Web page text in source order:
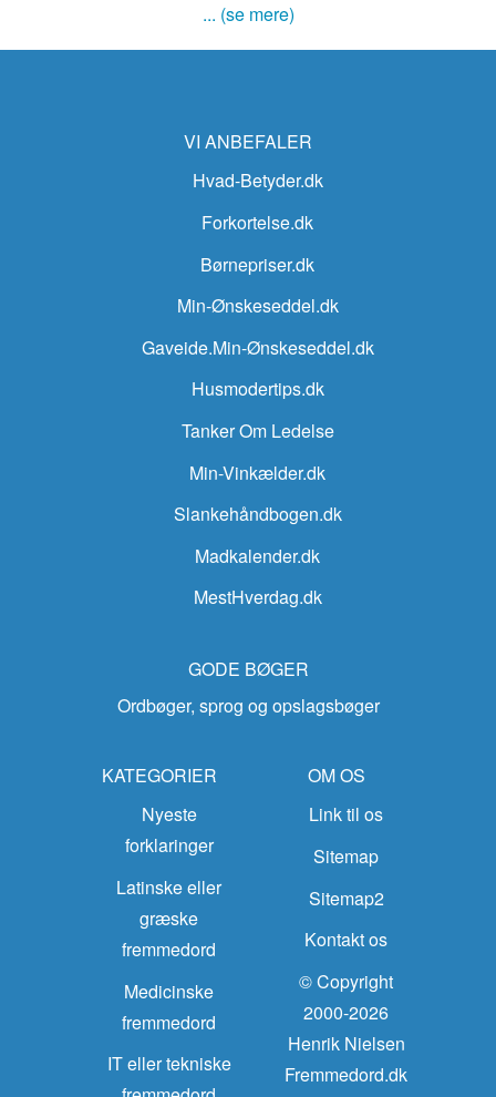
... (se mere)
VI ANBEFALER
Hvad-Betyder.dk
Forkortelse.dk
Børnepriser.dk
Min-Ønskeseddel.dk
Gaveide.Min-Ønskeseddel.dk
Husmodertips.dk
Tanker Om Ledelse
Min-Vinkælder.dk
Slankehåndbogen.dk
Madkalender.dk
MestHverdag.dk
GODE BØGER
Ordbøger, sprog og opslagsbøger
KATEGORIER
Nyeste
forklaringer
Latinske eller
græske
fremmedord
Medicinske
fremmedord
IT eller tekniske
OM OS
Link til os
Sitemap
Sitemap2
Kontakt os
© Copyright
2000-2026
Henrik Nielsen
Fremmedord.dk